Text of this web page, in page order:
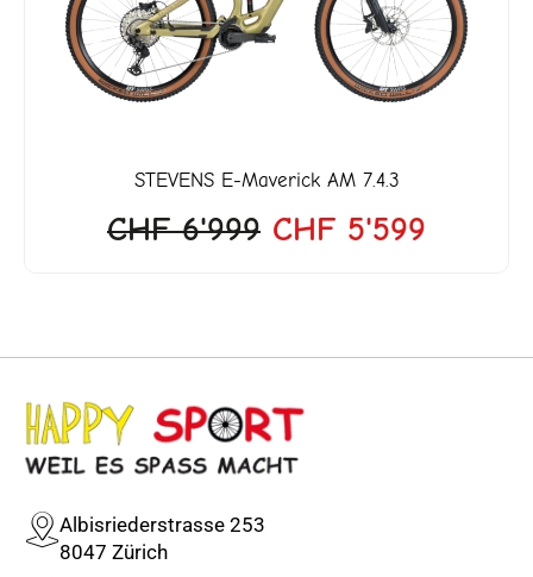
STEVENSE-Maverick AM 7.4.3
CHF6'999
CHF 6'999
CHF 5'599
CHF
Albisriederstrasse 253
8047 Zürich